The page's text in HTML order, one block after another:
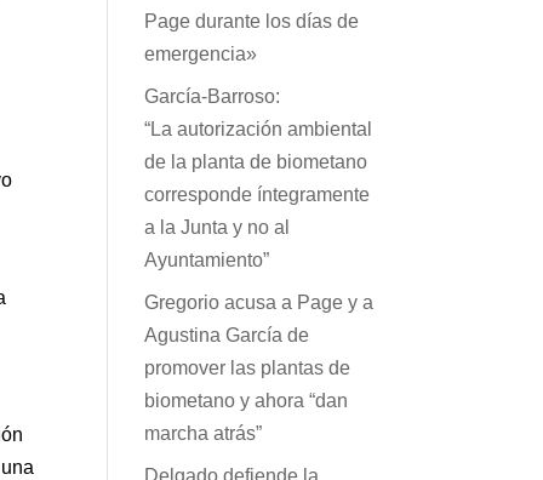
Page durante los días de
emergencia»
García-Barroso:
“La autorización ambiental
de la planta de biometano
corresponde íntegramente
a la Junta y no al
Ayuntamiento”
Gregorio acusa a Page y a
Agustina García de
promover las plantas de
biometano y ahora “dan
marcha atrás”
Delgado defiende la